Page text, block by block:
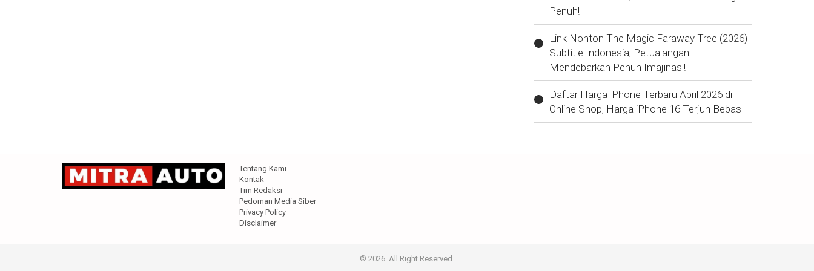
Penuh!
Link Nonton The Magic Faraway Tree (2026)
Subtitle Indonesia, Petualangan
Mendebarkan Penuh Imajinasi!
Daftar Harga iPhone Terbaru April 2026 di
Online Shop, Harga iPhone 16 Terjun Bebas
Tentang Kami
Kontak
Tim Redaksi
Pedoman Media Siber
Privacy Policy
Disclaimer
© 2026. All Right Reserved.